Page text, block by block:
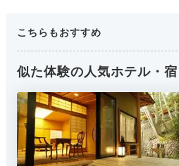
こちらもおすすめ
似た体験の人気ホテル・宿